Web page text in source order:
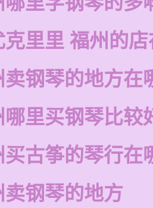
克里里 福州的
卖钢琴的地方在
哪里买钢琴比较
买古筝的琴行在
卖钢琴的地方